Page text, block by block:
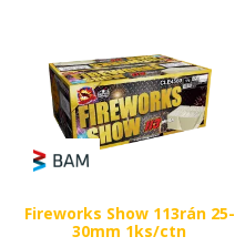
Fireworks Show 113rán 25-
30mm 1ks/ctn